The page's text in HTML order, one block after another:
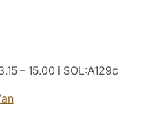
– 15.00 i SOL:A129c